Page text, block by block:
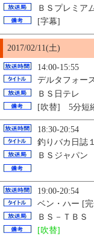
ＢＳプレミア
[字幕]
2017/02/11(土)
14:00-15:55
デルタフォー
ＢＳ日テレ
[吹替] 5分短
18:30-20:54
釣りバカ日誌
ＢＳジャパン
19:00-20:54
ベン・ハー [
ＢＳ－ＴＢＳ
[吹替]